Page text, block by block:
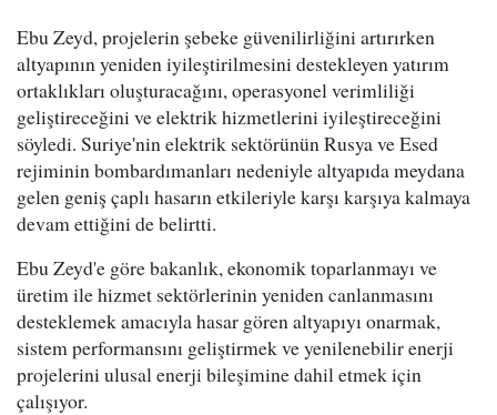
Ebu Zeyd, projelerin şebeke güvenilirliğini artırırken
altyapının yeniden iyileştirilmesini destekleyen yatırım
ortaklıkları oluşturacağını, operasyonel verimliliği
geliştireceğini ve elektrik hizmetlerini iyileştireceğini
söyledi. Suriye'nin elektrik sektörünün Rusya ve Esed
rejiminin bombardımanları nedeniyle altyapıda meydana
gelen geniş çaplı hasarın etkileriyle karşı karşıya kalmaya
devam ettiğini de belirtti.
Ebu Zeyd'e göre bakanlık, ekonomik toparlanmayı ve
üretim ile hizmet sektörlerinin yeniden canlanmasını
desteklemek amacıyla hasar gören altyapıyı onarmak,
sistem performansını geliştirmek ve yenilenebilir enerji
projelerini ulusal enerji bileşimine dahil etmek için
çalışıyor.